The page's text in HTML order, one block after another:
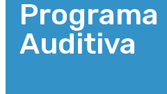
Programa
Auditiva